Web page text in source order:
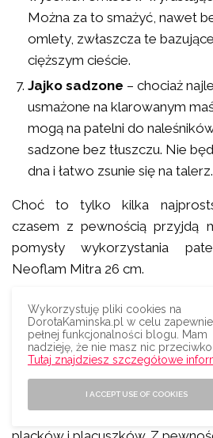
Można za to smażyć, nawet
omlety, zwłaszcza te
cięższym cieście.
Jajko sadzone – chociaż
usmażone na klarowanym
mogą na patelni do
sadzone bez tłuszczu. Nie
dna i łatwo zsunie się na talerz.
Choć to tylko kilka
czasem z pewnością przyjdą
pomysły wykorzystania
Neoflam Mitra 26 cm.
PATELNIA DO
KUPIĆ?
Z pewnością tak, jeśli naleśniki
(zwłaszcza dla całej rodziny),
smakowych (na słodko, na
wszelkie krokiety i racuchy i
Wykorzystuję pliki cookies na
DorotaKaminska.pl w celu
pełnej funkcjonalności blogu. Mam
nadzieję, że nie masz nic przeciwko
Tutaj znajdziesz szczegółowe
I ACCEPT USE OF COOKIES